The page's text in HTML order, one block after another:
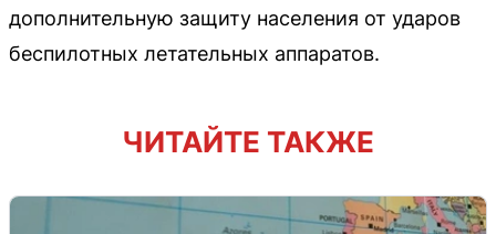
дополнительную защиту населения от ударов
беспилотных летательных аппаратов.
ЧИТАЙТЕ ТАКЖЕ